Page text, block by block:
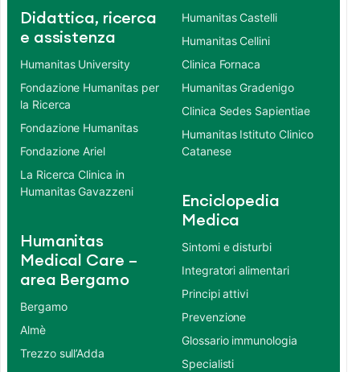
Didattica, ricerca
e assistenza
Humanitas University
Fondazione Humanitas per
la Ricerca
Fondazione Humanitas
Fondazione Ariel
La Ricerca Clinica in
Humanitas Gavazzeni
Humanitas
Medical Care –
area Bergamo
Bergamo
Almè
Trezzo sull’Adda
Humanitas Castelli
Humanitas Cellini
Clinica Fornaca
Humanitas Gradenigo
Clinica Sedes Sapientiae
Humanitas Istituto Clinico
Catanese
Enciclopedia
Medica
Sintomi e disturbi
Integratori alimentari
Principi attivi
Prevenzione
Glossario immunologia
Specialisti